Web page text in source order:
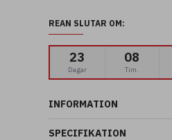
INFORMATION
SPECIFIKATION
REAN SLUTAR OM:
23
Dagar
08
Tim.